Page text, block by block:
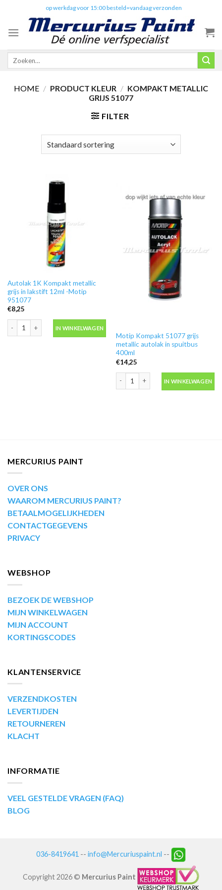
content
op werkdag voor 15:00 besteld=vandaag verzonden
Zoeken
HOME / PRODUCT KLEUR / KOMPAKT METALLIC
GRIJS 51077
FILTER
Autolak 1K Kompakt metallic
grijs in lakstift 12ml -Motip
951077
€8,25
IN WINKELWAGEN
Motip Kompakt 51077 grijs
metallic autolak in spuitbus
400ml
€14,25
IN WINKELWAGEN
MERCURIUS PAINT
OVER ONS
WAAROM MERCURIUS PAINT?
BETAALMOGELIJKHEDEN
CONTACTGEGEVENS
PRIVACY
WEBSHOP
BEZOEK DE WEBSHOP
MIJN WINKELWAGEN
MIJN ACCOUNT
KORTINGSCODES
KLANTENSERVICE
VERZENDKOSTEN
LEVERTIJDEN
RETOURNEREN
KLACHT
INFORMATIE
VEEL GESTELDE VRAGEN (FAQ)
BLOG
036-8419641 -- info@Mercuriuspaint.nl --
Copyright 2026 © Mercurius Paint